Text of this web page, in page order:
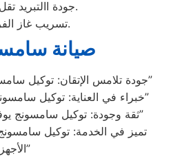
جودة االتبريد تقل في الصيف.
تسريب غاز الفريون أحيانا.
صيانة
“جودة تلامس الإتقان: توكيل سامسونج يضمن الصيانة الممتازة”
“خبراء في العناية: توكيل سامسونج يضمن أداء الأجهزة بأمان”
“ثقة وجودة: توكيل سامسونج يوفر صيانة مضمونة للأجهزة”
الأجهزة”